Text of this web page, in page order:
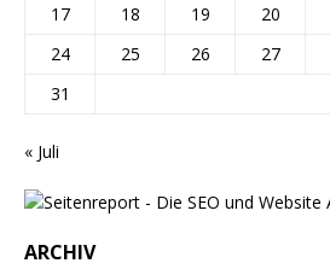
17
18 19 20
24
25 26 27
31
« Juli
ARCHIV